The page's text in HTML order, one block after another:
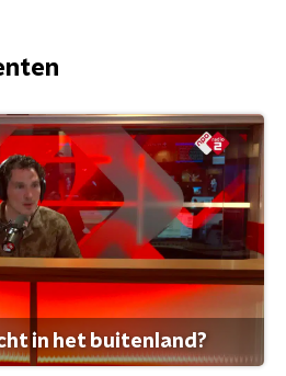
in het buitenland?